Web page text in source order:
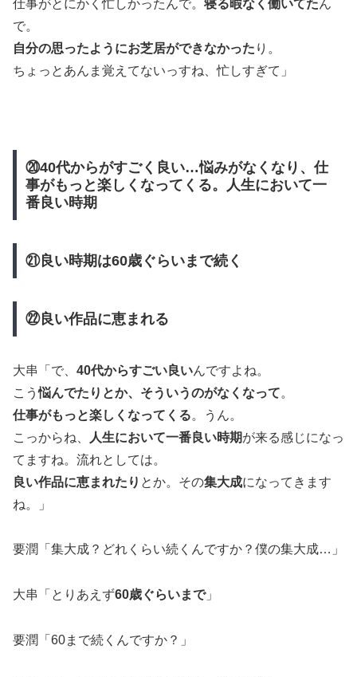
仕事がとにかく忙しかったんで。 寝る暇なく働いてたん
で。
自分の思ったようにお芝居ができなかった り。
ちょっとあんま覚えてないっすね、忙しすぎて」
⑳40代からがすごく良い…悩みがなくなり、仕
事がもっと楽しくなってくる。人生において一
番良い時期
㉑良い時期は60歳ぐらいまで続く
㉒良い作品に恵まれる
大串「で、 40代からすごい良いんですよね。
こう悩んでたりとか、そういうのがなくなって。
仕事がもっと楽しくなってくる。うん。
こっからね、
人生において一番良い時期が来る感じになっ
てますね。流れとしては。
良い作品に恵まれたり とか。その集大成になってきます
ね。」
要潤「集大成？どれくらい続くんですか？僕の集大成…」
大串「とりあえず60歳ぐらいまで」
要潤「60まで続くんですか？」